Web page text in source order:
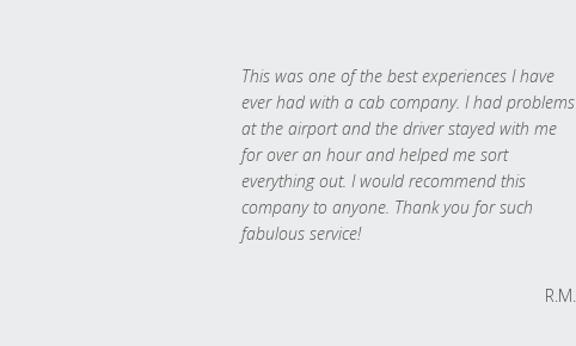
This was one of the best experiences I have
ever had with a cab company. I had problems
at the airport and the driver stayed with me
for over an hour and helped me sort
everything out. I would recommend this
company to anyone. Thank you for such
fabulous service!
R.M.